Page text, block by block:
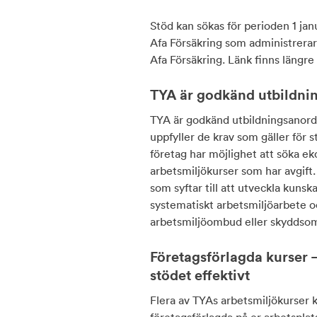
Stöd kan sökas för perioden 1
Afa Försäkring som
Afa Försäkring. Länk finns
TYA är godkänd
TYA är godkänd
uppfyller de krav som gäller för
företag har möjlighet att söka
arbetsmiljökurser som har
som syftar till att utveckla
systematiskt arbetsmiljöarbete
arbetsmiljöombud eller
Företagsförlagda
stödet effektivt
Flera av TYAs arbetsmiljökurser